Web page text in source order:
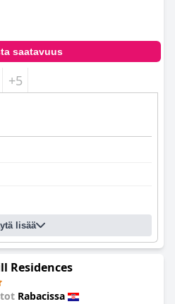
saatavuus
+5
lisää
Residences
Rabacissa